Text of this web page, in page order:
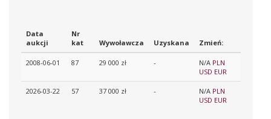
Data
aukcji
Nr
kat
Wywoławcza Uzyskana Zmień:
2008-06-01 87 29 000 zł - N/A PLN
USD EUR
2026-03-22 57 37 000 zł - N/A PLN
USD EUR